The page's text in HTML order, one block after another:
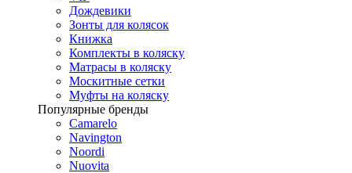
Дождевики
Зонты для колясок
Книжка
Комплекты в коляску
Матрасы в коляску
Москитные сетки
Муфты на коляску
Популярные бренды
Camarelo
Navington
Noordi
Nuovita